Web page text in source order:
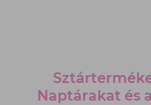
Naptárakat és